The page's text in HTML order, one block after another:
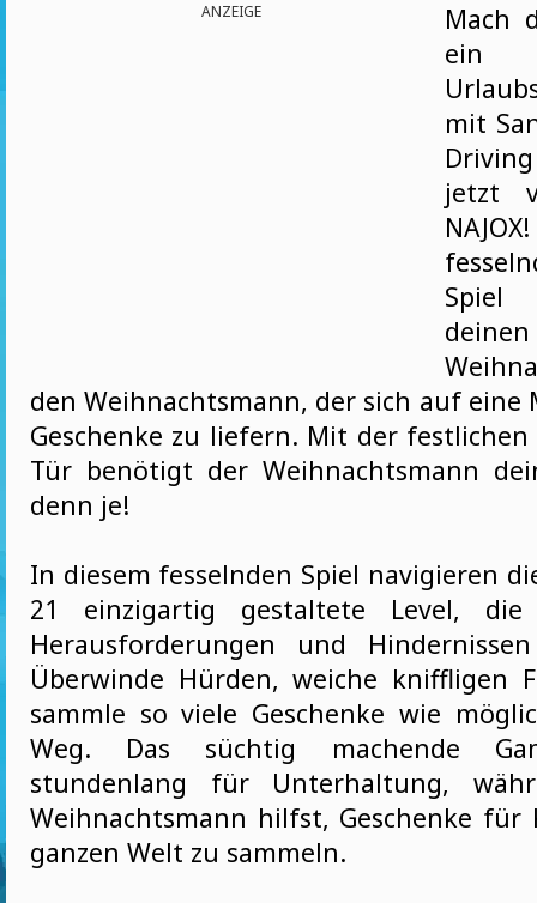
ANZEIGE
Mach
ein
mit
jetzt
Spiel
den Weihnachtsmann, der sich auf eine
Geschenke zu liefern. Mit der festlichen
Tür benötigt der Weihnachtsmann
denn je!
In diesem fesselnden Spiel navigieren
21 einzigartig gestaltete Level,
Herausforderungen und
Überwinde Hürden, weiche kniffligen
sammle so viele Geschenke wie
Weg. Das süchtig machende
stundenlang für Unterhaltung,
Weihnachtsmann hilfst, Geschenke für
ganzen Welt zu sammeln.